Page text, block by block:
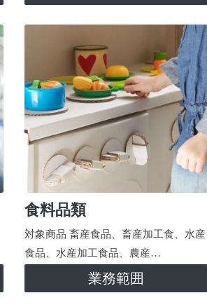
食料品類
対象商品 畜産食品、畜産加工食、水産
食品、水産加工食品、農産…
業務範囲